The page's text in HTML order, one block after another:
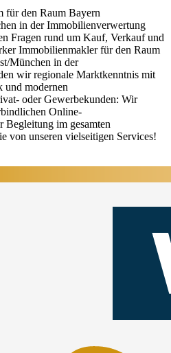
für den Raum Bayern
in der Immobilienverwertung
Fragen rund um Kauf, Verkauf und
Immobilienmakler für den Raum
München in der
wir regionale Marktkenntnis mit
und modernen
oder Gewerbekunden: Wir
Online-
Begleitung im gesamten
von unseren vielseitigen Services!